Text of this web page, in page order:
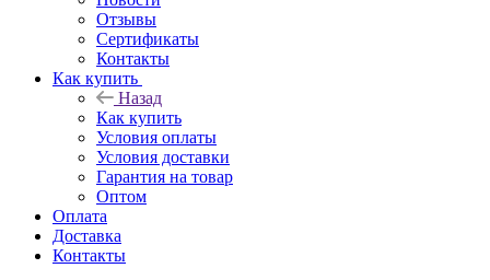
Отзывы
Сертификаты
Контакты
Как купить
Назад
Как купить
Условия оплаты
Условия доставки
Гарантия на товар
Оптом
Оплата
Доставка
Контакты